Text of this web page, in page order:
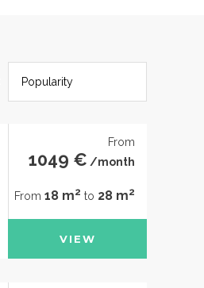
From
1049 € /month
From 18 m2 to 28 m2
VIEW